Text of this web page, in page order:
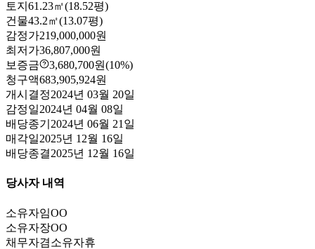
토지 61.23㎡(18.52평)
건물43.2㎡(13.07평)
감정가219,000,000원
최저가36,807,000원
보증금
3,680,700원(10%)
청구액683,905,924원
개시결정2024년 03월 20일
감정일2024년 04월 08일
배당종기 2024년 06월 21일
매각일2025년 12월 16일
배당종결2025년 12월 16일
당사자 내역
소유자임OO
소유자장OO
채무자겸소유자휴